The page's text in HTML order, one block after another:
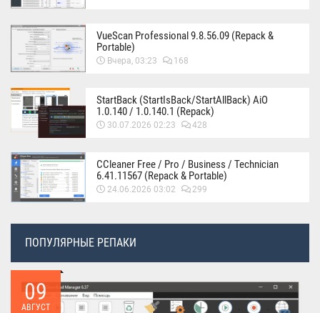
VueScan Professional 9.8.56.09 (Repack &
Portable)
Вчера, 03:23 168
StartBack (StartIsBack/StartAllBack) AiO
1.0.140 / 1.0.140.1 (Repack)
30.07.2026 02:23 428
CCleaner Free / Pro / Business / Technician
6.41.11567 (Repack & Portable)
24.06.2026 03:02 299
ПОПУЛЯРНЫЕ РЕПАКИ
09
АВГУСТ